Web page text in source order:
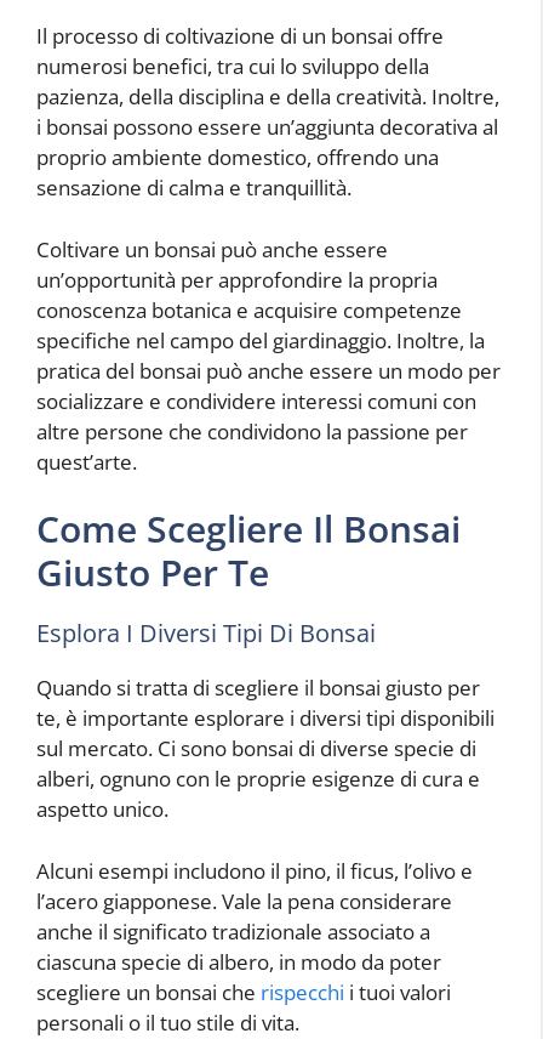
Il processo di coltivazione di un bonsai offre
numerosi benefici, tra cui lo sviluppo della
pazienza, della disciplina e della creatività. Inoltre,
i bonsai possono essere un’aggiunta decorativa al
proprio ambiente domestico, offrendo una
sensazione di calma e tranquillità.
Coltivare un bonsai può anche essere
un’opportunità per approfondire la propria
conoscenza botanica e acquisire competenze
specifiche nel campo del giardinaggio. Inoltre, la
pratica del bonsai può anche essere un modo per
socializzare e condividere interessi comuni con
altre persone che condividono la passione per
quest’arte.
Come Scegliere Il Bonsai
Giusto Per Te
Esplora I Diversi Tipi Di Bonsai
Quando si tratta di scegliere il bonsai giusto per
te, è importante esplorare i diversi tipi disponibili
sul mercato. Ci sono bonsai di diverse specie di
alberi, ognuno con le proprie esigenze di cura e
aspetto unico.
Alcuni esempi includono il pino, il ficus, l’olivo e
l’acero giapponese. Vale la pena considerare
anche il significato tradizionale associato a
ciascuna specie di albero, in modo da poter
scegliere un bonsai che rispecchi i tuoi valori
personali o il tuo stile di vita.